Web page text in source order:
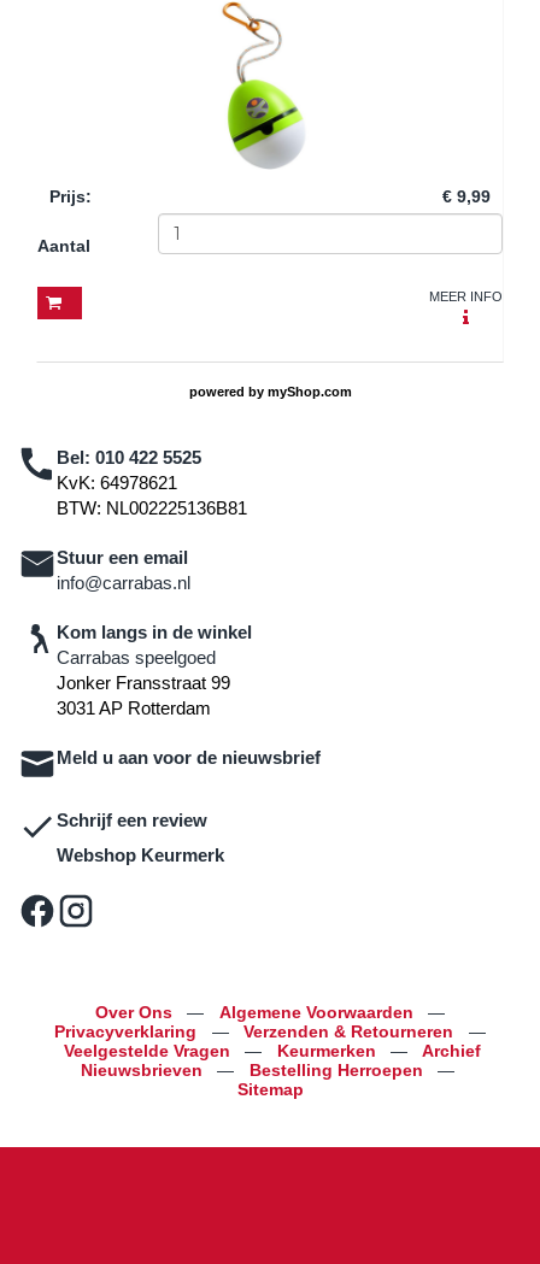
Prijs: € 9,99
Aantal
MEER INFO
powered by myShop.com
Bel: 010 422 5525
KvK: 64978621
BTW: NL002225136B81
Stuur een email
info@carrabas.nl
Kom langs in de winkel
Carrabas speelgoed
Jonker Fransstraat 99
3031 AP Rotterdam
Meld u aan voor de nieuwsbrief
Schrijf een review
Webshop Keurmerk
Over Ons — Algemene Voorwaarden
—
Privacyverklaring
— Verzenden & Retourneren
—
Veelgestelde Vragen
— Keurmerken —
Archief
Nieuwsbrieven
— Bestelling Herroepen
—
Sitemap